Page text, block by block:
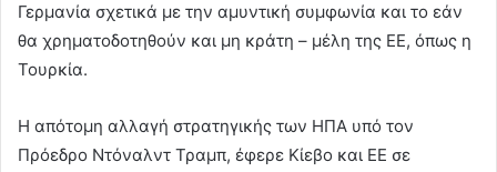
Γερμανία σχετικά με την αμυντική συμφωνία και το εάν
θα χρηματοδοτηθούν και μη κράτη – μέλη της ΕΕ, όπως η
Τουρκία.
Η απότομη αλλαγή στρατηγικής των ΗΠΑ υπό τον
Πρόεδρο Ντόναλντ Τραμπ, έφερε Κίεβο και ΕΕ σε